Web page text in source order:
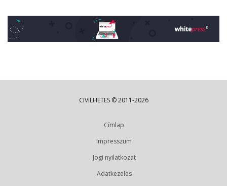
CIVILHETES © 2011-2026
Címlap
Impresszum
Jogi nyilatkozat
Adatkezelés